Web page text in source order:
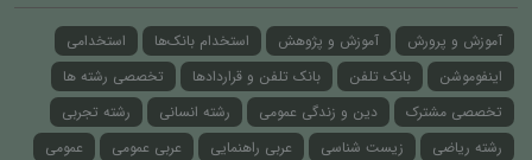
آموزش و پرورش آموزش و پژوهش استخدام بانک‌ها
استخدامی
اینفوموشن
بانک تلفن بانک تلفن و قراردادها
تخصصی رشته ها
تخصصی مشترک
دین و زندگی عمومی رشته انسانی
رشته تجربی
رشته ریاضی
زیست شناسی عربی راهنمایی عربی عمومی
عمومی